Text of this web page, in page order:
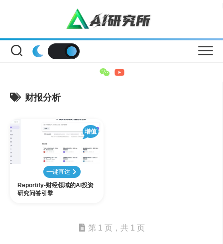
财报分析
增值
一键直达
Reportify-财经领域的AI投资
研究问答引擎
第 1 页，共 1 页